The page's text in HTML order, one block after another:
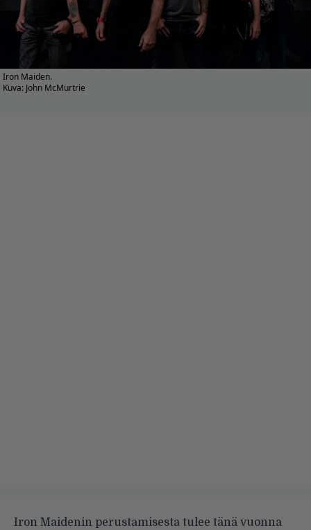
Iron Maiden.
Kuva: John McMurtrie
Iron Maidenin perustamisesta tulee tänä vuonna